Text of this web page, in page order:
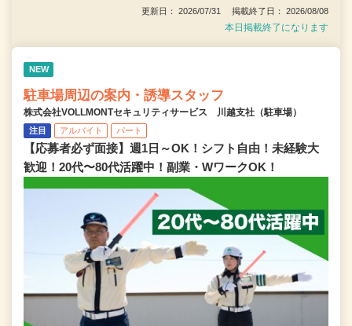
更新日： 2026/07/31 掲載終了日： 2026/08/08
本日掲載終了になります
NEW
駐車場周辺の案内・誘導スタッフ
株式会社VOLLMONTセキュリティサービス 川越支社（駐車場）
注目 アルバイト パート
【応募者必ず面接】週1日～OK！シフト自由！未経験大
歓迎！20代〜80代活躍中！副業・WワークOK！